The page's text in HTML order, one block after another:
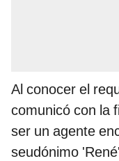
Al conocer el
comunicó con la
ser un agente
seudónimo